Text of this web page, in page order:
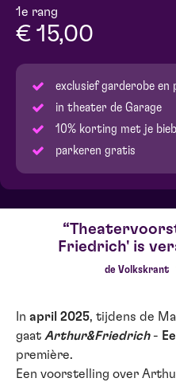
1e rang
€ 15,00
exclusief garderobe en
in theater de Garage
10% korting met je
parkeren gratis
Friedrich' is
de Volkskrant
In april 2025, tijdens de
gaat Arthur&Friedrich-
première.
Een voorstelling over